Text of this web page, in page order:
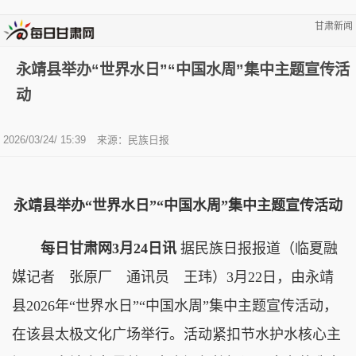
甘肃新闻
永靖县举办“世界水日”“中国水周”集中主题宣传活
动
2026/03/24/ 15:39 来源：民族日报
永靖县举办“世界水日”“中国水周”集中主题宣传活动
每日甘肃网3月24日讯 据民族日报报道（临夏融
媒记者 张原厂 通讯员 王玮）3月22日，由永靖
县2026年“世界水日”“中国水周”集中主题宣传活动，
在该县太极文化广场举行。活动紧扣节水护水核心主